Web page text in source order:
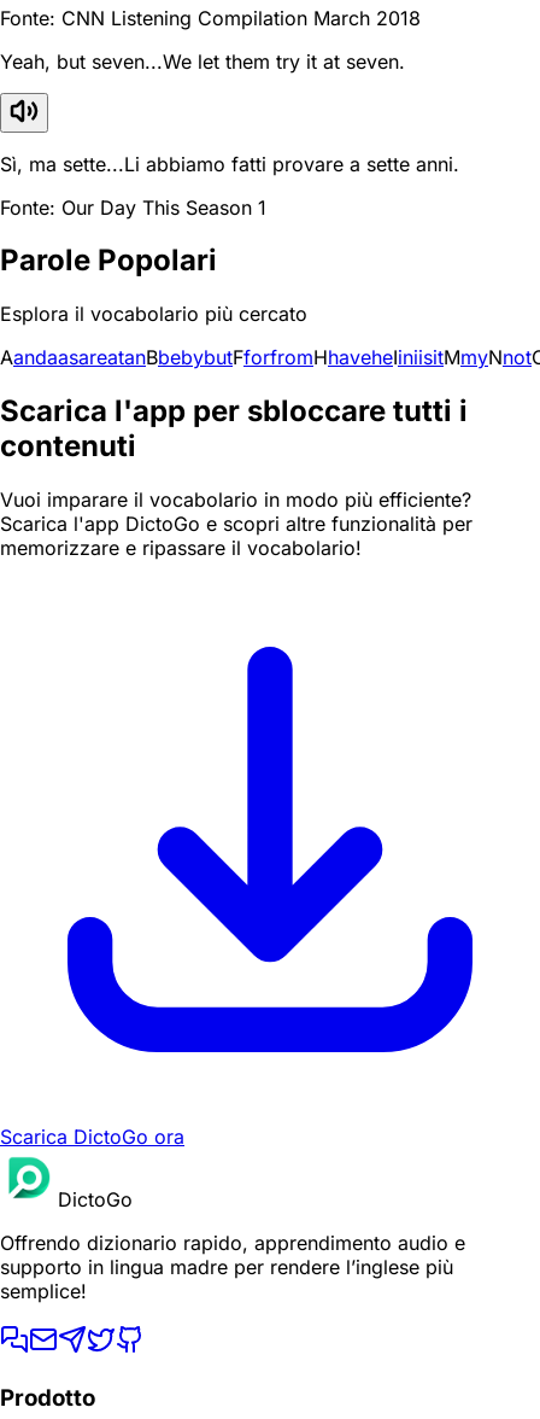
Fonte: CNN Listening Compilation March 2018
Yeah, but seven...We let them try it at seven.
Sì, ma sette...Li abbiamo fatti provare a sette anni.
Fonte: Our Day This Season 1
Parole Popolari
Esplora il vocabolario più cercato
AandaasareatanBbebybutFforfromHhaveheIiniisitMmyNnot
Scarica l'app per sbloccare tutti i
contenuti
Vuoi imparare il vocabolario in modo più efficiente?
Scarica l'app DictoGo e scopri altre funzionalità per
memorizzare e ripassare il vocabolario!
Scarica DictoGo ora
DictoGo
Offrendo dizionario rapido, apprendimento audio e
supporto in lingua madre per rendere l’inglese più
semplice!
Prodotto